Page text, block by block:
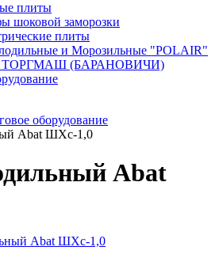
плиты
шоковой заморозки
плиты
и Морозильные "POLAIR"
ТОРГМАШ (БАРАНОВИЧИ)
оборудование
Abat ШХс-1,0
Abat